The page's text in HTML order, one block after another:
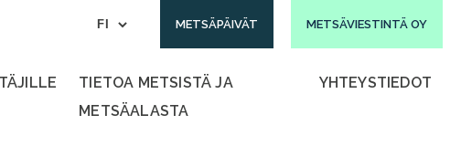
METSÄPÄIVÄT METSÄVIESTINTÄ OY
TIETOA METSISTÄ JA
METSÄALASTA
YHTEYSTIEDOT